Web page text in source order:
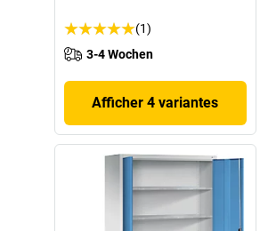
(1)
3-4 Wochen
Afficher 4 variantes